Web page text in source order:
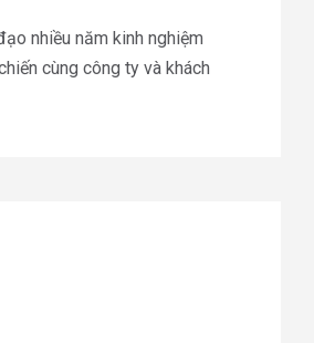
nhiều năm kinh nghiệm
cùng công ty và khách